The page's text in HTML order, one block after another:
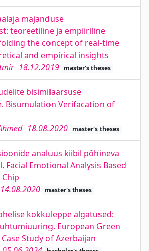
majanduse
teoreetiline ja empiiriline
the concept of real-time
and empirical insights
18.12.2019 master's theses
bisimilaarsuse
Bisumulation Verifacation of
18.08.2020 master's theses
analüüs kiibil põhineva
Facial Emotional Analysis Based
14.08.2020 master's theses
kokkuleppe algatused:
European Green
Study of Azerbaijan